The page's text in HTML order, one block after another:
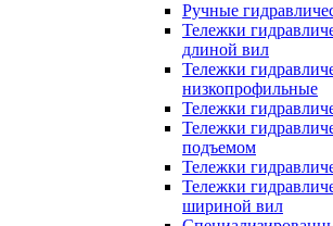
Ручные
Тележки
длиной вил
Тележки
низкопрофильные
Тележки
Тележки
подъемом
Тележки
Тележки
шириной вил